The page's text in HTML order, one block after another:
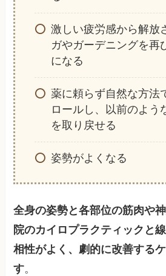
激しい疲労感から解放
ガやガーデニングを再
になる
薬に頼らず自然な方法
ロールし、以前のよう
を取り戻せる
姿勢がよくなる
全身の姿勢と各部位の筋肉や
院のカイロプラクティックと
相性がよく、劇的に改善する
す。